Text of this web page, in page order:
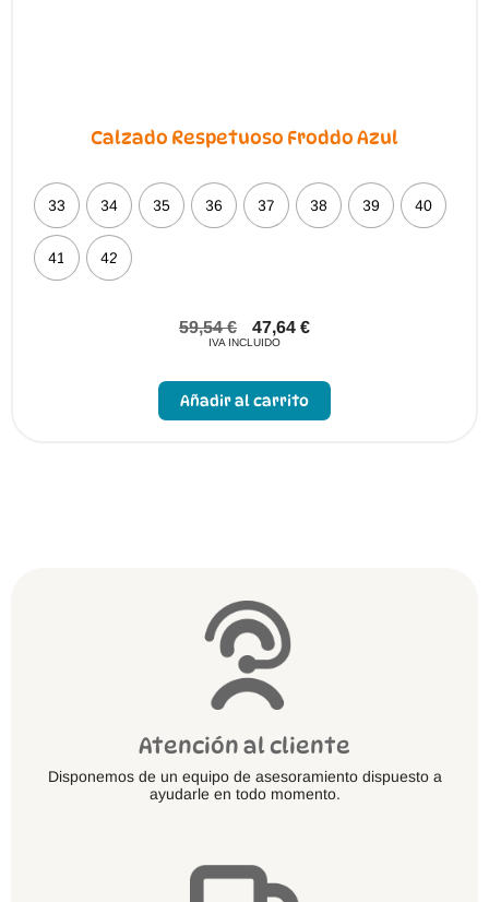
Calzado Respetuoso Froddo Azul
33 34 35 36 37 38 39 40
41 42
59,54€ 47,64 €
IVA INCLUIDO
Añadir al carrito
Atención al cliente
Disponemos de un equipo de asesoramiento dispuesto a
ayudarle en todo momento.